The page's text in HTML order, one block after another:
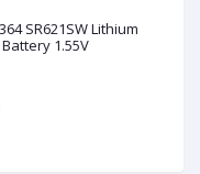
Lithium
1.55V